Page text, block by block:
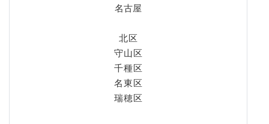
名古屋
北区
守山区
千種区
名東区
瑞穂区